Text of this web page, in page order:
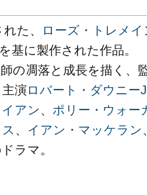
た、 ローズ・トレメイ
基に製作された作品。
の凋落と成長を描く、
主演 ロバート・ダウニー
アン 、 ポリー・ウォー
、 イアン・マッケラン 、
ラマ。